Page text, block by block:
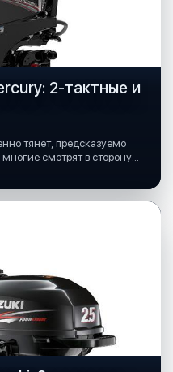
2-тактные и
тянет, предсказуемо
смотрят в сторону